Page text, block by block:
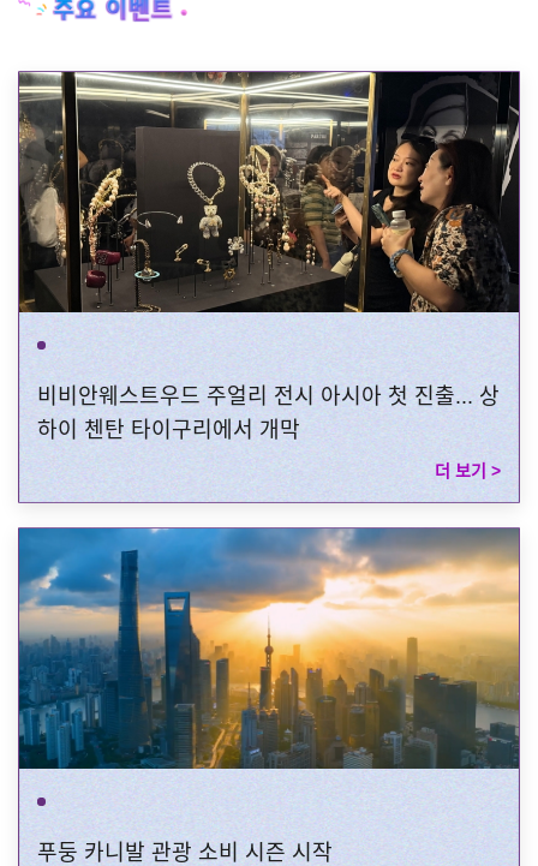
비비안웨스트우드 주얼리 전시 아시아 첫 진출... 상
하이 첸탄 타이구리에서 개막
더 보기 >
푸둥 카니발 관광 소비 시즌 시작